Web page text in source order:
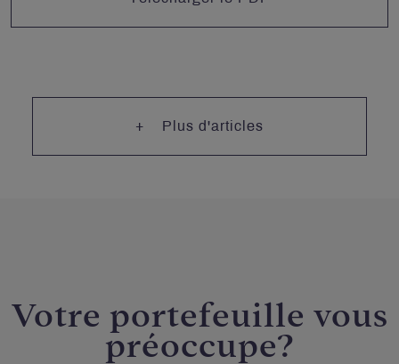
Plus d'articles
Votre portefeuille vous
préoccupe?